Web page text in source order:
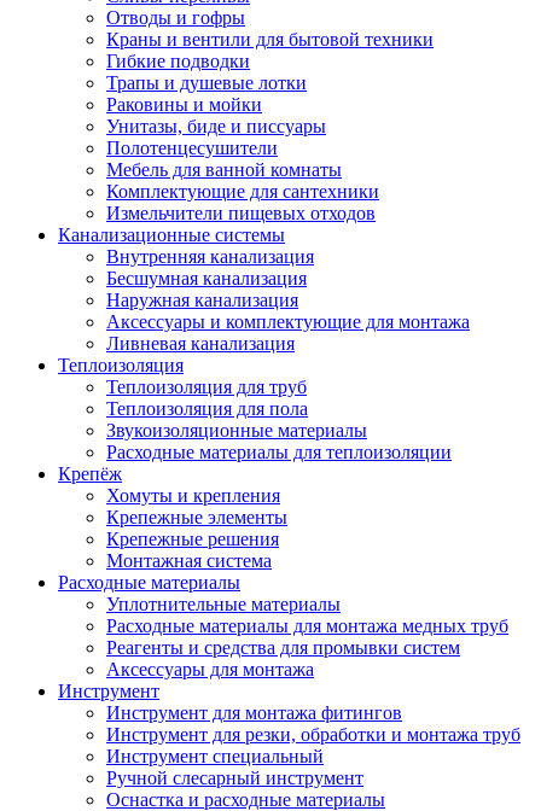
Отводы и гофры
Краны и вентили для бытовой техники
Гибкие подводки
Трапы и душевые лотки
Раковины и мойки
Унитазы, биде и писсуары
Полотенцесушители
Мебель для ванной комнаты
Комплектующие для сантехники
Измельчители пищевых отходов
Канализационные системы
Внутренняя канализация
Бесшумная канализация
Наружная канализация
Аксессуары и комплектующие для монтажа
Ливневая канализация
Теплоизоляция
Теплоизоляция для труб
Теплоизоляция для пола
Звукоизоляционные материалы
Расходные материалы для теплоизоляции
Крепёж
Хомуты и крепления
Крепежные элементы
Крепежные решения
Монтажная система
Расходные материалы
Уплотнительные материалы
Расходные материалы для монтажа медных труб
Реагенты и средства для промывки систем
Аксессуары для монтажа
Инструмент
Инструмент для монтажа фитингов
Инструмент для резки, обработки и монтажа труб
Инструмент специальный
Ручной слесарный инструмент
Оснастка и расходные материалы